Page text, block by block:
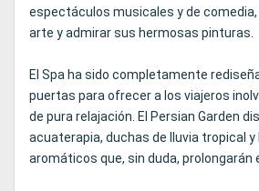
espectáculos musicales y de comedia,
arte y admirar sus hermosas pinturas.
El Spa ha sido completamente
puertas para ofrecer a los viajeros
de pura relajación. El Persian Garden
acuaterapia, duchas de lluvia tropical y
aromáticos que, sin duda, prolongarán